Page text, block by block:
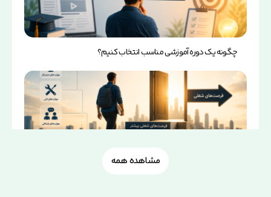
چگونه یک دوره آموزشی مناسب انتخاب کنیم؟
مشاهده همه